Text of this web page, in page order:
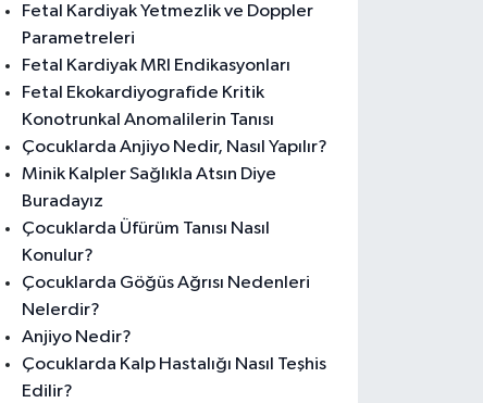
Fetal Kardiyak Yetmezlik ve Doppler
Parametreleri
Fetal Kardiyak MRI Endikasyonları
Fetal Ekokardiyografide Kritik
Konotrunkal Anomalilerin Tanısı
Çocuklarda Anjiyo Nedir, Nasıl Yapılır?
Minik Kalpler Sağlıkla Atsın Diye
Buradayız
Çocuklarda Üfürüm Tanısı Nasıl
Konulur?
Çocuklarda Göğüs Ağrısı Nedenleri
Nelerdir?
Anjiyo Nedir?
Çocuklarda Kalp Hastalığı Nasıl Teşhis
Edilir?